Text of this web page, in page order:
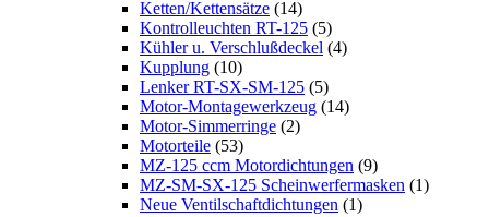
Ketten/Kettensätze (14)
Kontrolleuchten RT-125 (5)
Kühler u. Verschlußdeckel (4)
Kupplung (10)
Lenker RT-SX-SM-125 (5)
Motor-Montagewerkzeug (14)
Motor-Simmerringe (2)
Motorteile (53)
MZ-125 ccm Motordichtungen (9)
MZ-SM-SX-125 Scheinwerfermasken (1)
Neue Ventilschaftdichtungen (1)